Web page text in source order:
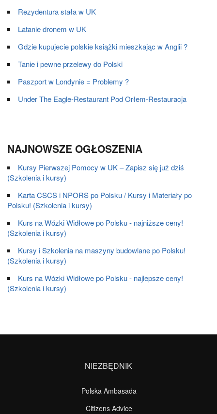
Rezydentura stała w UK
Latanie dronem w UK
Gdzie kupujecie polskie książki mieszkając w Anglii ?
Tanie i pewne przelewy do Polski
Paszport w Londynie = Problemy ?
Under The Eagle-Restaurant Pod Orłem-Restauracja
NAJNOWSZE OGŁOSZENIA
Kursy Pierwszej Pomocy w UK – Zapisz się już dziś
(Szkolenia i kursy)
Karta CSCS i NPORS po Polsku / Kursy i Materiały po
Polsku! (Szkolenia i kursy)
Kurs na Wózki Widłowe po Polsku - najniższe ceny!
(Szkolenia i kursy)
Kursy i Szkolenia na maszyny budowlane po Polsku!
(Szkolenia i kursy)
Kurs na Wózki Widłowe po Polsku - najlepsze ceny!
(Szkolenia i kursy)
NIEZBĘDNIK
Polska Ambasada
Citizens Advice